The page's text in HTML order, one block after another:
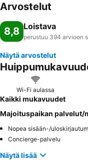
Arvostelut
8,8 Loistava
perustuu 394 arvioon
Näytä arvostelut
Wi-Fi aulassa
Kaikki mukavuudet
Majoituspaikan palvelut/
Nopea sisään-/
Concierge-palvelu
Näytä lisää